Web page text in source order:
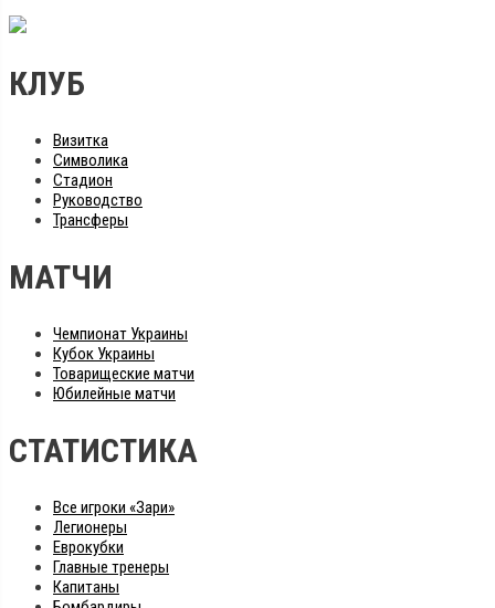
КЛУБ
Визитка
Символика
Стадион
Руководство
Трансферы
МАТЧИ
Чемпионат Украины
Кубок Украины
Товарищеские матчи
Юбилейные матчи
СТАТИСТИКА
Все игроки «Зари»
Легионеры
Еврокубки
Главные тренеры
Капитаны